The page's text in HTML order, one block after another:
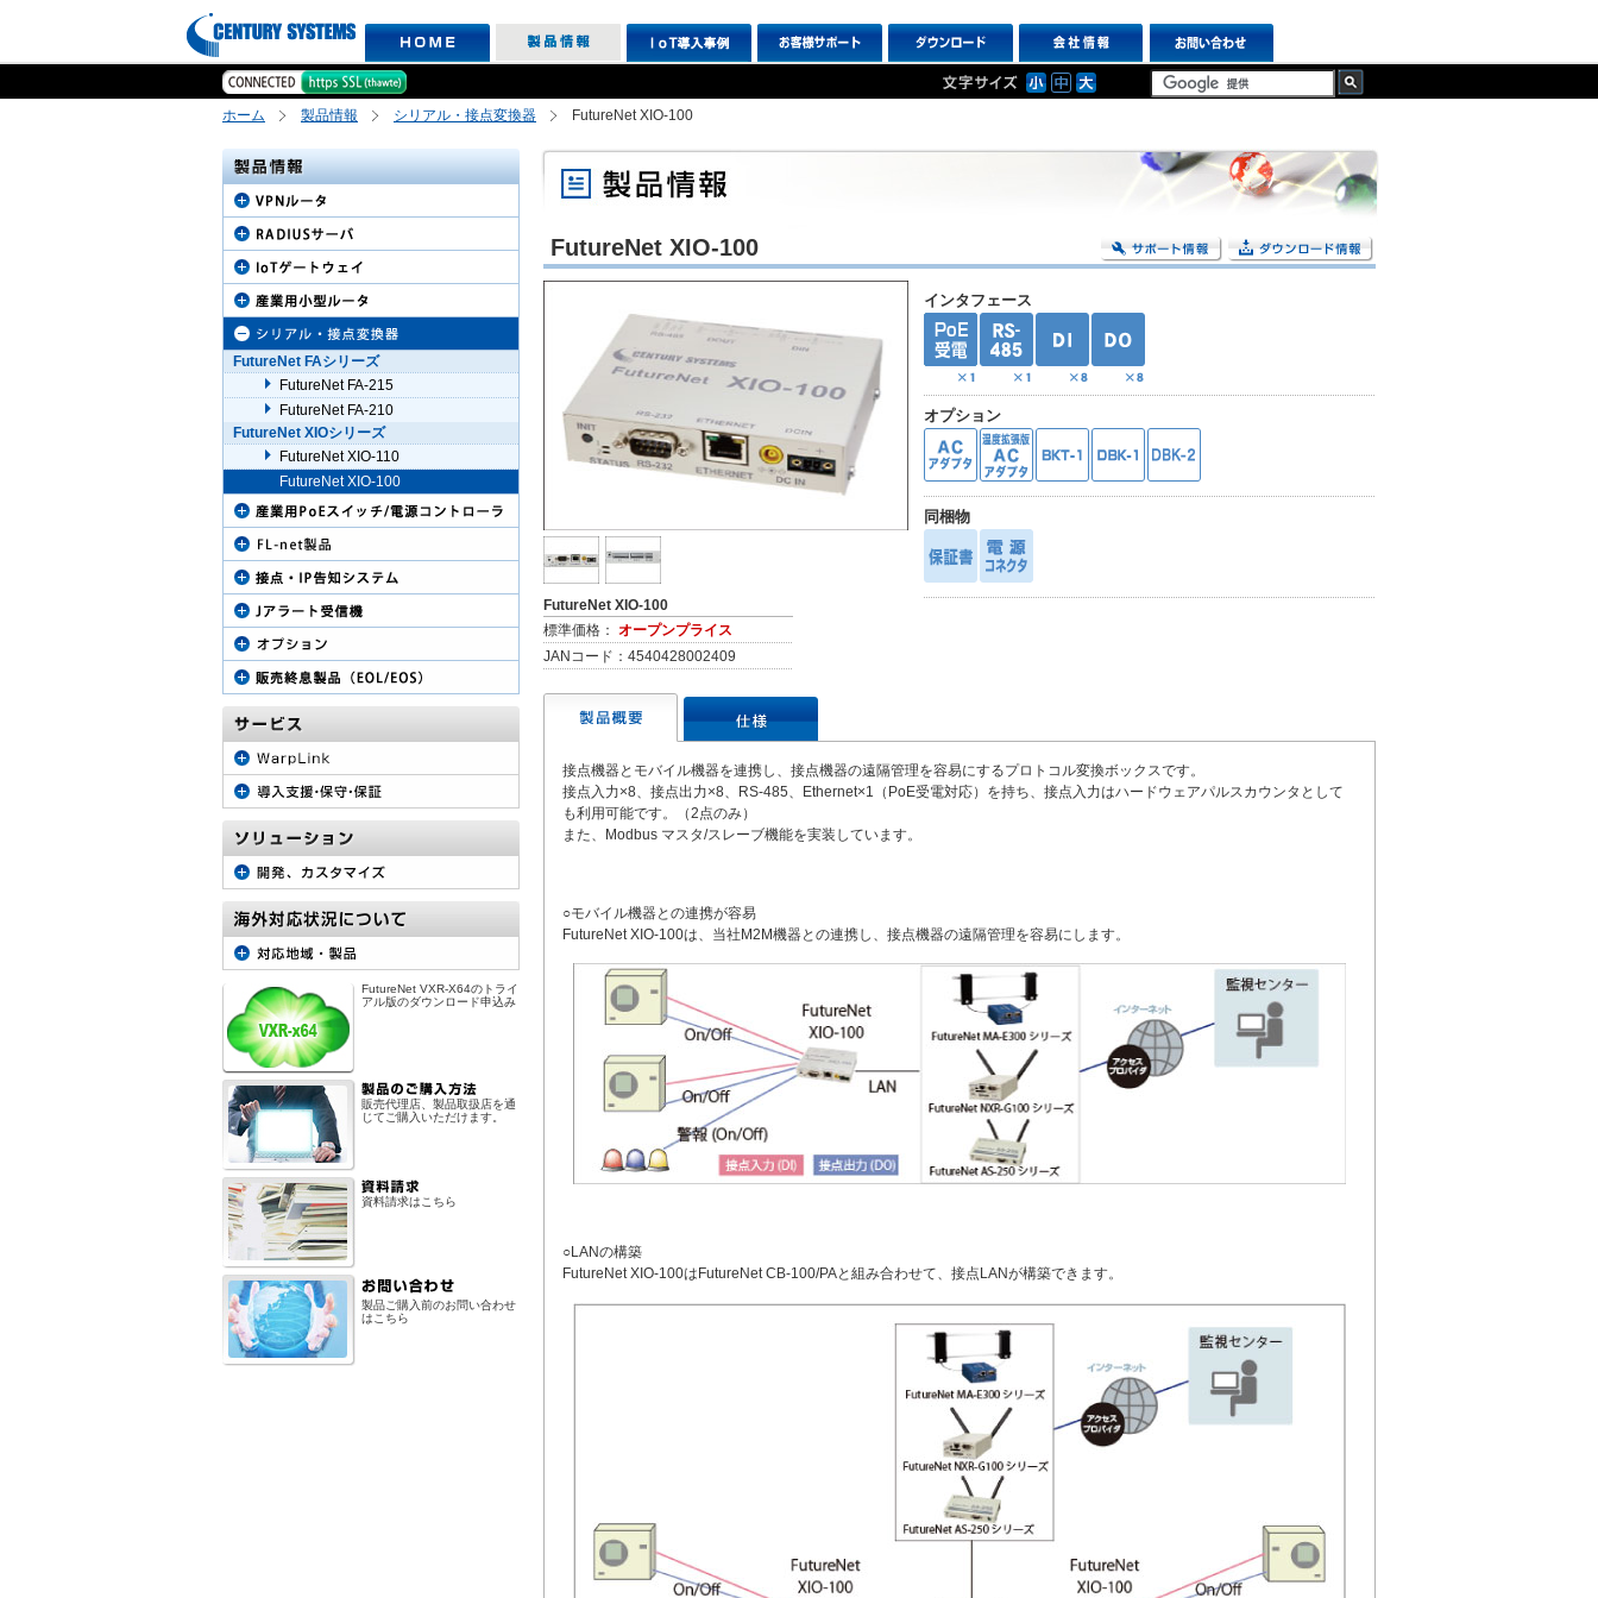
ホーム 製品情報 シリアル・接点変換器 FutureNet XIO-100
FutureNet XIO-100
FutureNet XIO-100
標準価格： オープンプライス
JANコード：4540428002409
インタフェース
オプション
同梱物
接点機器とモバイル機器を連携し、接点機器の遠隔管理を容易にするプロトコル変換ボックスです。
接点入力×8、接点出力×8、RS-485、Ethernet×1（PoE受電対応）を持ち、接点入力はハードウェアパルスカウンタとして
も利用可能です。（2点のみ）
また、Modbus マスタ/スレーブ機能を実装しています。
○モバイル機器との連携が容易
FutureNet XIO-100は、当社M2M機器との連携し、接点機器の遠隔管理を容易にします。
○LANの構築
FutureNet XIO-100はFutureNet CB-100/PAと組み合わせて、接点LANが構築できます。
FutureNet FAシリーズ
FutureNet FA-215
FutureNet FA-210
FutureNet XIOシリーズ
FutureNet XIO-110
FutureNet XIO-100
FutureNet VXR-X64のトライ
アル版のダウンロード申込み
販売代理店、製品取扱店を通
じてご購入いただけます。
資料請求はこちら
製品ご購入前のお問い合わせ
はこちら